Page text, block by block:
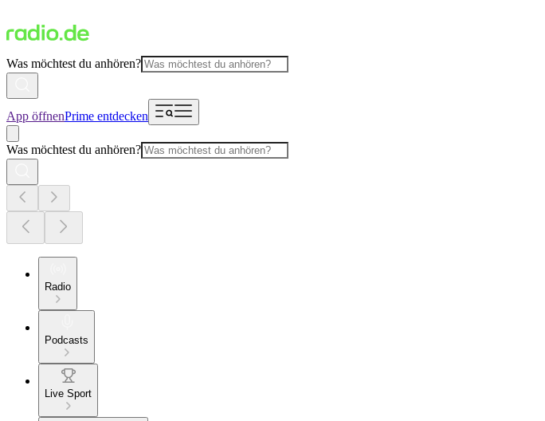
Was möchtest du anhören?
App öffnenPrime entdecken
Was möchtest du anhören?
Radio
Podcasts
Live Sport